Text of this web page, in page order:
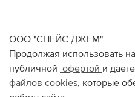
О НАС
Ежедневно с 10:00 до 22:00
ООО "СПЕЙС ДЖЕМ"
Продолжая использовать
публичной офертой и
файлов cookies, которые